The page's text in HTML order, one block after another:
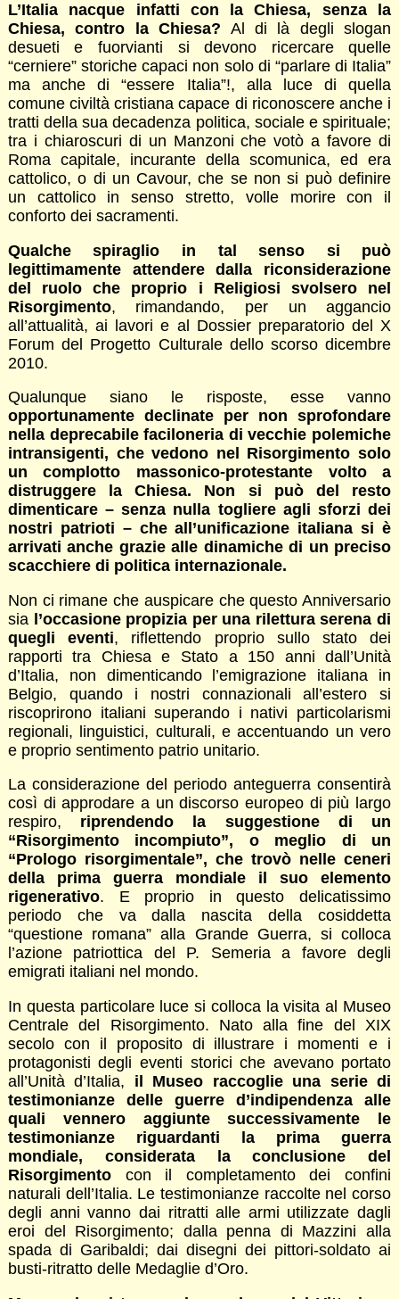
L’Italia nacque infatti con la Chiesa, senza la
Chiesa, contro la Chiesa? Al di là degli slogan
desueti e fuorvianti si devono ricercare quelle
“cerniere” storiche capaci non solo di “parlare di Italia”
ma anche di “essere Italia”!, alla luce di quella
comune civiltà cristiana capace di riconoscere anche i
tratti della sua decadenza politica, sociale e spirituale;
tra i chiaroscuri di un Manzoni che votò a favore di
Roma capitale, incurante della scomunica, ed era
cattolico, o di un Cavour, che se non si può definire
un cattolico in senso stretto, volle morire con il
conforto dei sacramenti.
Qualche spiraglio in tal senso si può
legittimamente attendere dalla riconsiderazione
del ruolo che proprio i Religiosi svolsero nel
Risorgimento, rimandando, per un aggancio
all’attualità, ai lavori e al Dossier preparatorio del X
Forum del Progetto Culturale dello scorso dicembre
2010.
Qualunque siano le risposte, esse vanno
opportunamente declinate per non sprofondare
nella deprecabile faciloneria di vecchie polemiche
intransigenti, che vedono nel Risorgimento solo
un complotto massonico-protestante volto a
distruggere la Chiesa. Non si può del resto
dimenticare – senza nulla togliere agli sforzi dei
nostri patrioti – che all’unificazione italiana si è
arrivati anche grazie alle dinamiche di un preciso
scacchiere di politica internazionale.
Non ci rimane che auspicare che questo Anniversario
sia l’occasione propizia per una rilettura serena di
quegli eventi, riflettendo proprio sullo stato dei
rapporti tra Chiesa e Stato a 150 anni dall’Unità
d’Italia, non dimenticando l’emigrazione italiana in
Belgio, quando i nostri connazionali all’estero si
riscoprirono italiani superando i nativi particolarismi
regionali, linguistici, culturali, e accentuando un vero
e proprio sentimento patrio unitario.
La considerazione del periodo anteguerra consentirà
così di approdare a un discorso europeo di più largo
respiro, riprendendo la suggestione di un
“Risorgimento incompiuto”, o meglio di un
“Prologo risorgimentale”, che trovò nelle ceneri
della prima guerra mondiale il suo elemento
rigenerativo. E proprio in questo delicatissimo
periodo che va dalla nascita della cosiddetta
“questione romana” alla Grande Guerra, si colloca
l’azione patriottica del P. Semeria a favore degli
emigrati italiani nel mondo.
In questa particolare luce si colloca la visita al Museo
Centrale del Risorgimento. Nato alla fine del XIX
secolo con il proposito di illustrare i momenti e i
protagonisti degli eventi storici che avevano portato
all’Unità d’Italia, il Museo raccoglie una serie di
testimonianze delle guerre d’indipendenza alle
quali vennero aggiunte successivamente le
testimonianze riguardanti la prima guerra
mondiale, considerata la conclusione del
Risorgimentocon il completamento dei confini
naturali dell’Italia. Le testimonianze raccolte nel corso
degli anni vanno dai ritratti alle armi utilizzate dagli
eroi del Risorgimento; dalla penna di Mazzini alla
spada di Garibaldi; dai disegni dei pittori-soldato ai
busti-ritratto delle Medaglie d’Oro.